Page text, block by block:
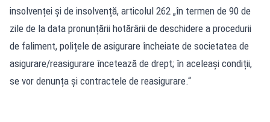
insolvenței și de insolvență, articolul 262 „în termen de 90 de
zile de la data pronunțării hotărârii de deschidere a procedurii
de faliment, polițele de asigurare încheiate de societatea de
asigurare/reasigurare încetează de drept; în aceleași condiții,
se vor denunța și contractele de reasigurare.“